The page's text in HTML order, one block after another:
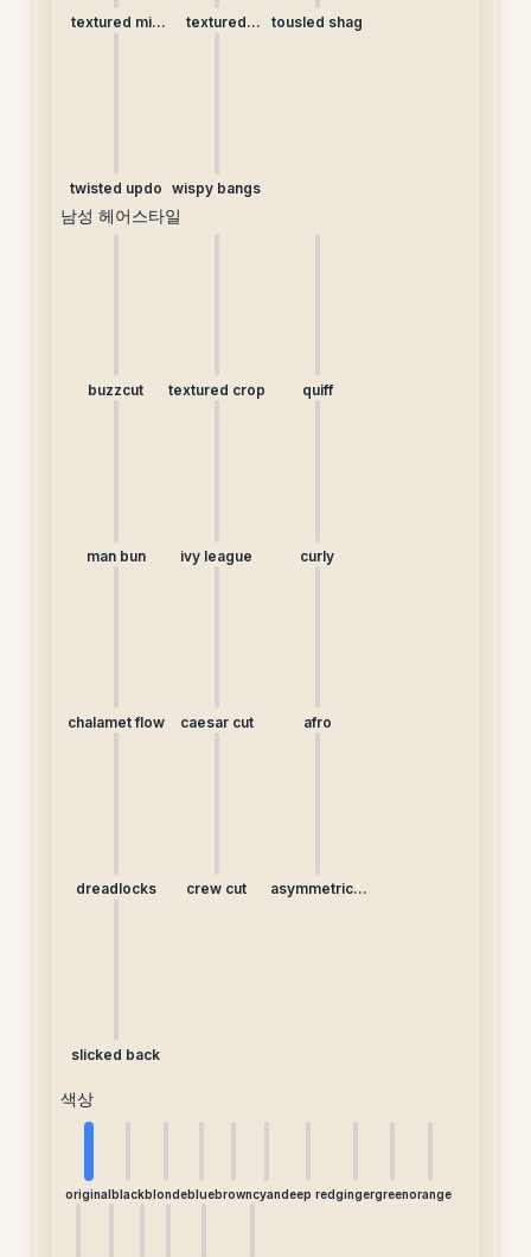
textured mid
textured
tousled shag
twisted updo wispy bangs
남성 헤어스타일
buzzcut textured crop quiff
man bun ivy league curly
chalamet flow caesar cut afro
dreadlocks crew cut
asymmetrical
slicked back
색상
originalblackblondebluebrowncyandeep redgingergreenorange